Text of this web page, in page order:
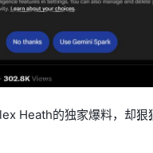
Heath的独家爆料，却狠